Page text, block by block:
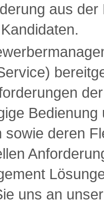
aus
sowie deren
uns an